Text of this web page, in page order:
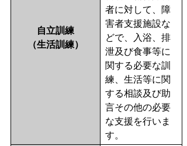
自立訓練
（生活訓練）
者に対して、障
害者支援施設な
どで、入浴、排
泄及び食事等に
関する必要な訓
練、生活等に関
する相談及び助
言その他の必要
な支援を行いま
す。